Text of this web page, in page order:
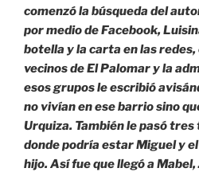
comenzó la búsqueda del
por medio de Facebook,
botella y la carta en las
vecinos de El Palomar y la
esos grupos le escribió
no vivían en ese barrio sino
Urquiza. También le pasó
donde podría estar Miguel y
hijo. Así fue que llegó a